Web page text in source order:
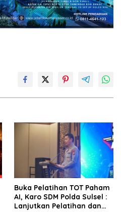
Buka Pelatihan TOT Paham
AI, Karo SDM Polda Sulsel :
Lanjutkan Pelatihan dan